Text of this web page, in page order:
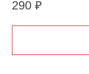
290 ₽